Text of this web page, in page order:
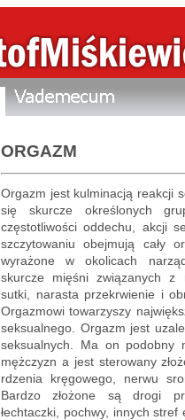
ORGAZM
Orgazm jest kulminacją reakcji
się skurcze określonych
częstotliwości oddechu, akcji
szczytowaniu obejmują cały
wyrażone w okolicach
skurcze mięśni związanych z
sutki, narasta przekrwienie i
Orgazmowi towarzyszy
seksualnego. Orgazm jest
seksualnych. Ma on podobny
mężczyzn a jest sterowany
rdzenia kręgowego, nerwu
Bardzo złożone są drogi
łechtaczki, pochwy, innych